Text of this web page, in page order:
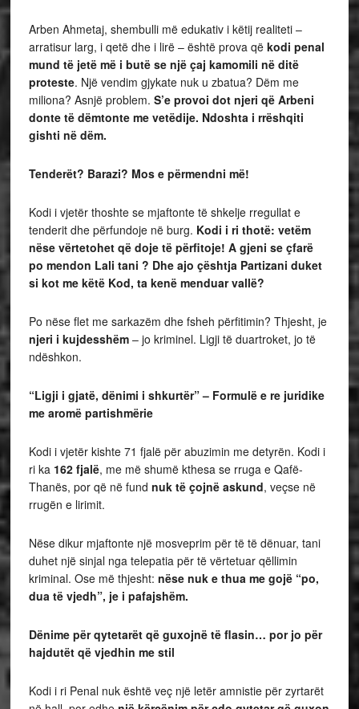
Arben Ahmetaj, shembulli më edukativ i këtij realiteti –
arratisur larg, i qetë dhe i lirë – është prova që kodi penal
mund të jetë më i butë se një çaj kamomili në ditë
proteste. Një vendim gjykate nuk u zbatua? Dëm me
miliona? Asnjë problem. S’e provoi dot njeri që Arbeni
donte të dëmtonte me vetëdije. Ndoshta i rrëshqiti
gishti në dëm.
Tenderët? Barazi? Mos e përmendni më!
Kodi i vjetër thoshte se mjaftonte të shkelje rregullat e
tenderit dhe përfundoje në burg. Kodi i ri thotë: vetëm
nëse vërtetohet që doje të përfitoje! A gjeni se çfarë
po mendon Lali tani ? Dhe ajo çështja Partizani duket
si kot me këtë Kod, ta kenë menduar vallë?
Po nëse flet me sarkazëm dhe fsheh përfitimin? Thjesht, je
njeri i kujdesshëm– jo kriminel. Ligji të duartroket, jo të
ndëshkon.
“Ligji i gjatë, dënimi i shkurtër” – Formulë e re juridike
me aromë partishmërie
Kodi i vjetër kishte 71 fjalë për abuzimin me detyrën. Kodi i
ri ka 162 fjalë, me më shumë kthesa se rruga e Qafë-
Thanës, por që në fund nuk të çojnë askund, veçse në
rrugën e lirimit.
Nëse dikur mjaftonte një mosveprim për të të dënuar, tani
duhet një sinjal nga telepatia për të vërtetuar qëllimin
kriminal. Ose më thjesht: nëse nuk e thua me gojë “po,
dua të vjedh”, je i pafajshëm.
Dënime për qytetarët që guxojnë të flasin… por jo për
hajdutët që vjedhin me stil
Kodi i ri Penal nuk është veç një letër amnistie për zyrtarët